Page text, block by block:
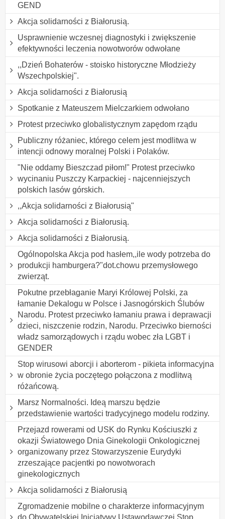
GEND
Akcja solidarności z Białorusią.
Usprawnienie wczesnej diagnostyki i zwiększenie
efektywności leczenia nowotworów odwołane
,,Dzień Bohaterów - stoisko historyczne Młodzieży
Wszechpolskiej".
Akcja solidarności z Białorusią
Spotkanie z Mateuszem Mielczarkiem odwołano
Protest przeciwko globalistycznym zapędom rządu
Publiczny różaniec, którego celem jest modlitwa w
intencji odnowy moralnej Polski i Polaków.
"Nie oddamy Bieszczad piłom!" Protest przeciwko
wycinaniu Puszczy Karpackiej - najcenniejszych
polskich lasów górskich.
,,Akcja solidarności z Białorusią"
Akcja solidarności z Białorusią.
Akcja solidarności z Białorusią.
Ogólnopolska Akcja pod hasłem,,ile wody potrzeba do
produkcji hamburgera?"dot.chowu przemysłowego
zwierząt.
Pokutne przebłaganie Maryi Królowej Polski, za
łamanie Dekalogu w Polsce i Jasnogórskich Ślubów
Narodu. Protest przeciwko łamaniu prawa i deprawacji
dzieci, niszczenie rodzin, Narodu. Przeciwko bierności
władz samorządowych i rządu wobec zła LGBT i
GENDER
Stop wirusowi aborcji i aborterom - pikieta informacyjna
w obronie życia poczętego połączona z modlitwą
różańcową.
Marsz Normalności. Ideą marszu będzie
przedstawienie wartości tradycyjnego modelu rodziny.
Przejazd rowerami od USK do Rynku Kościuszki z
okazji Światowego Dnia Ginekologii Onkologicznej
organizowany przez Stowarzyszenie Eurydyki
zrzeszające pacjentki po nowotworach
ginekologicznych
Akcja solidarności z Białorusią
Zgromadzenie mobilne o charakterze informacyjnym
do Obywatelskiej Inicjatywy Ustawodawczej Stop